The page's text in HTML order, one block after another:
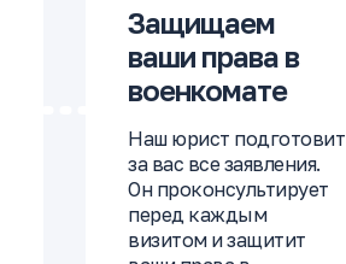
Защищаем
ваши права в
военкомате
Наш юрист подготовит
за вас все заявления.
Он проконсультирует
перед каждым
визитом и защитит